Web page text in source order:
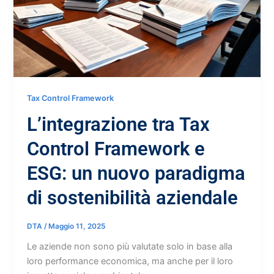
Tax Control Framework
L’integrazione tra Tax
Control Framework e
ESG: un nuovo paradigma
di sostenibilità aziendale
DTA/ Maggio 11, 2025
Le aziende non sono più valutate solo in base alla
loro performance economica, ma anche per il loro